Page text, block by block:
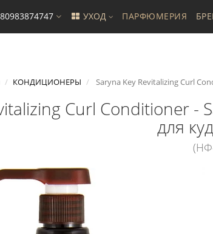
УХОД ПАРФЮМЕРИЯ
КОНДИЦИОНЕРЫ Saryna Key Revitalizing Curl
Curl Conditioner
для